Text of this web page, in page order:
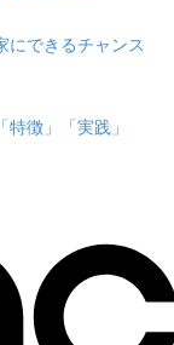
できるチャンス
徴」「実践」